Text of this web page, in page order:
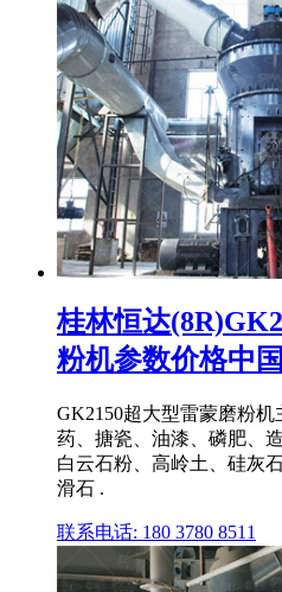
桂林恒达
粉机参数价格中
GK2150超大型雷蒙磨粉
药、搪瓷、油漆、磷肥、
白云石粉、高岭土、硅灰
滑石 .
联系电话: 180 3780 8511